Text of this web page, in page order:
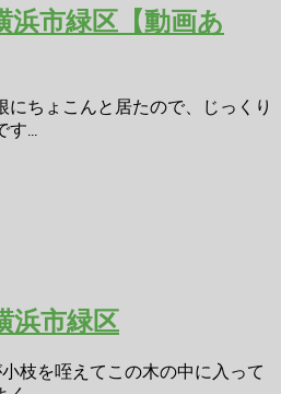
浜市緑区【動画あ
にちょこんと居たので、じっくり
...
浜市緑区
枝を咥えてこの木の中に入って